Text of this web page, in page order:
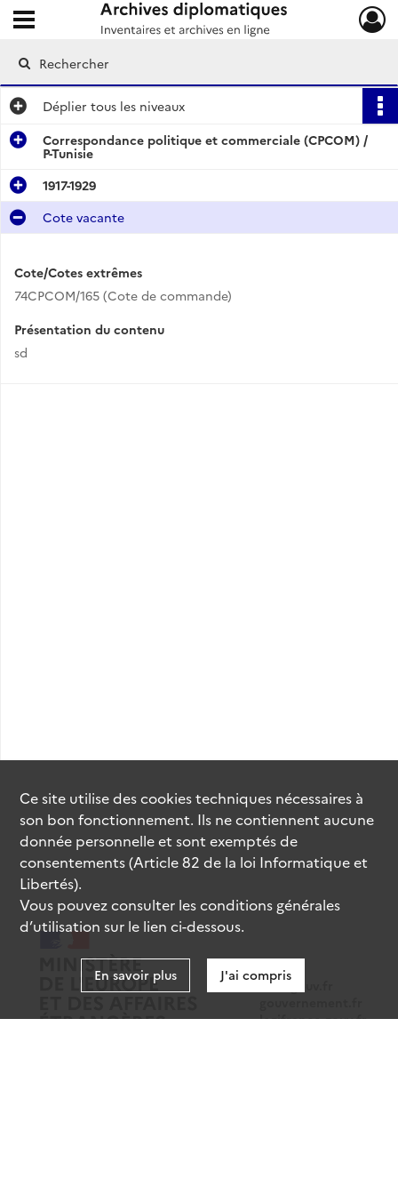
Archives diplomatiques
Ouvrir le menu déroulant
Déplier tous les niveaux
Correspondance politique et commerciale (CPCOM) /
P-Tunisie
1917-1929
Cote vacante
Cote/Cotes extrêmes
74CPCOM/165 (Cote de commande)
Présentation du contenu
sd
data.gouv.fr
legifrance.gouv.fr
Ce site utilise descookiestechniques nécessaires à
son bon fonctionnement. Ils ne contiennent aucune
donnée personnelle et sont exemptés de
consentements (Article 82 de la loi Informatique et
Libertés).
Vous pouvez consulter les conditions générales
d’utilisation sur le lien ci-dessous.
En savoir plus J'ai compris